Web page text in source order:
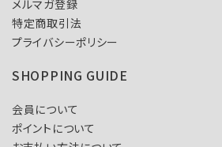
メルマガ登録
特定商取引法
プライバシーポリシー
SHOPPING GUIDE
会員について
ポイントについて